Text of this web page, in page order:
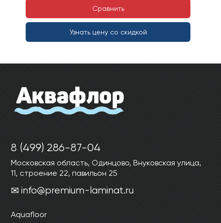
Сравнить
Узнать цену со скидкой
8 (499) 286-87-04
Московская область, Одинцово, Внуковская улица,
11, строение 22, павильон 25
info@premium-laminat.ru
Aquafloor